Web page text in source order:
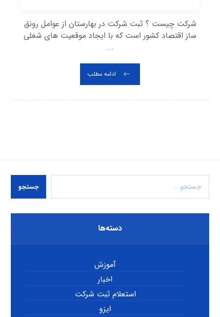
شرکت چیست ؟ ثبت شرکت در بهارستان از عوامل رونق
ساز اقتصاد کشور است که با ایجاد موقعیت های شغلی
...
ادامه مطلب
جستجو
دسته‌ها
آموزش
اخبار
استعلام ثبت شرکت
ایزو